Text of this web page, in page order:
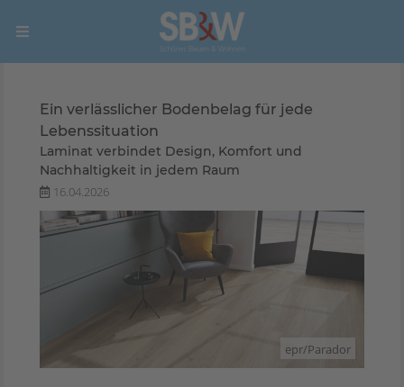
Ein verlässlicher Bodenbelag für jede
Lebenssituation
Laminat verbindet Design, Komfort und
Nachhaltigkeit in jedem Raum
16.04.2026
epr/Parador